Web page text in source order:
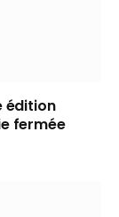
édition
fermée